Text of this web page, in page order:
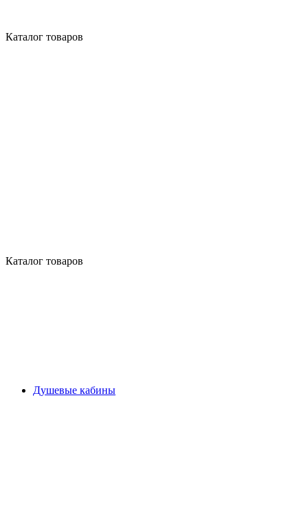
Каталог товаров
Каталог товаров
Душевые кабины